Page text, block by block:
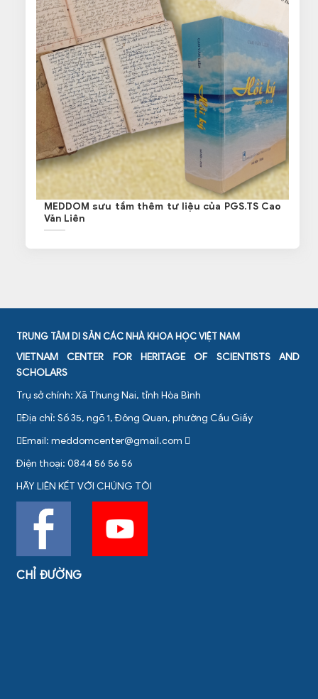
MEDDOM sưu tầm thêm tư liệu của PGS.TS Cao
Văn Liên
TRUNG TÂM DI SẢN CÁC NHÀ KHOA HỌC VIỆT NAM
VIETNAM CENTER FOR HERITAGE OF SCIENTISTS AND
SCHOLARS
Trụ sở chính: Xã Thung Nai, tỉnh Hòa Bình
Địa chỉ: Số 35, ngõ 1, Đông Quan, phường Cầu Giấy
Email: meddomcenter@gmail.com
Điện thoại: 0844 56 56 56
HÃY LIÊN KẾT VỚI CHÚNG TÔI
CHỈ ĐƯỜNG